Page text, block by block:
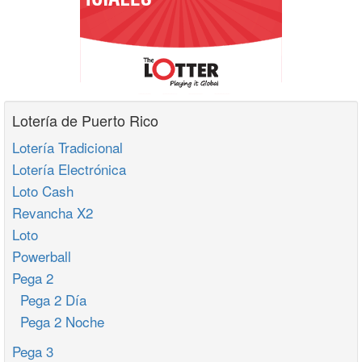
Lotería de Puerto Rico
Lotería Tradicional
Lotería Electrónica
Loto Cash
Revancha X2
Loto
Powerball
Pega 2
Pega 2 Día
Pega 2 Noche
Pega 3